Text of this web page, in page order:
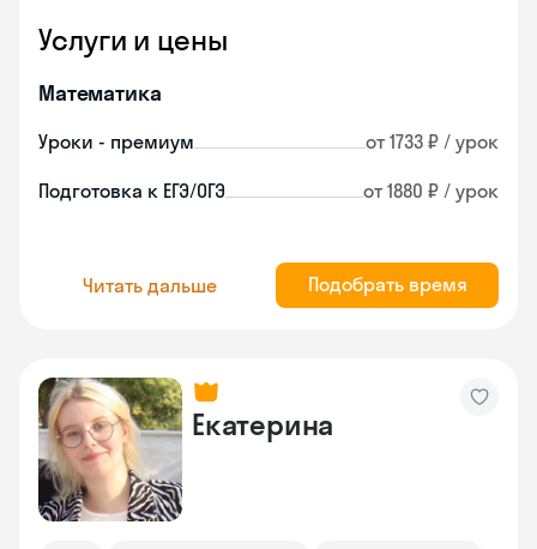
Услуги и цены
Математика
Уроки - премиум от 1733 ₽ / урок
Подготовка к ЕГЭ/ОГЭ от 1880 ₽ / урок
Читать дальше Подобрать время
Екатерина